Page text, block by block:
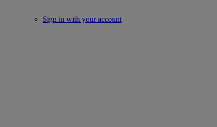
Sign in with your account